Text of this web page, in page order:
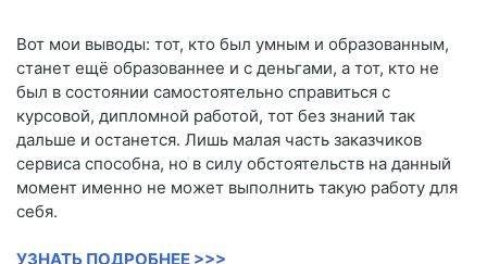
Вот мои выводы: тот, кто был умным и образованным,
станет ещё образованнее и с деньгами, а тот, кто не
был в состоянии самостоятельно справиться с
курсовой, дипломной работой, тот без знаний так
дальше и останется. Лишь малая часть заказчиков
сервиса способна, но в силу обстоятельств на данный
момент именно не может выполнить такую работу для
себя.
УЗНАТЬ ПОДРОБНЕЕ >>>